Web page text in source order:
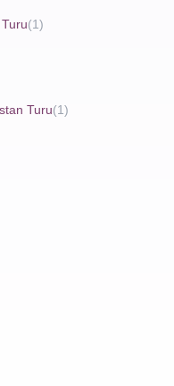
Osmanlı izlerini
ile dikkat çeker. Bu tur,
bir derinlik sunar.
mutfağından lezzetler
sağlar.
hazırlanmış ve
ve doğal güzelliklerini
seyahat imkanları
yaşayabilirsiniz.
(1)
Turu(1)